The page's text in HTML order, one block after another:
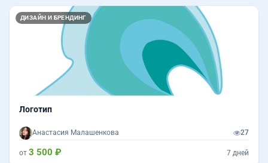
ДИЗАЙН И БРЕНДИНГ
Логотип
Анастасия Малашенкова 27
от 3 500 ₽ 7 дней